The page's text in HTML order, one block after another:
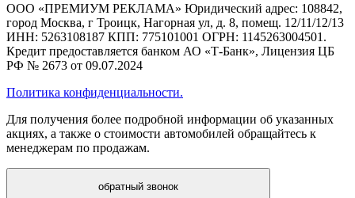
ООО «ПРЕМИУМ РЕКЛАМА» Юридический адрес: 108842,
город Москва, г Троицк, Нагорная ул, д. 8, помещ. 12/11/12/13
ИНН: 5263108187 КПП: 775101001 ОГРН: 1145263004501.
Кредит предоставляется банком АО «Т-Банк», Лицензия ЦБ
РФ № 2673 от 09.07.2024
Политика конфиденциальности.
Для получения более подробной информации об указанных
акциях, а также о стоимости автомобилей обращайтесь к
менеджерам по продажам.
обратный звонок